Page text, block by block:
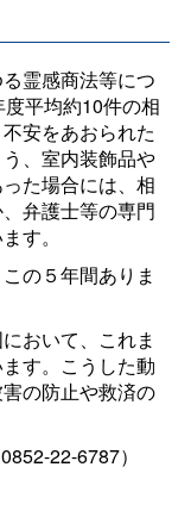
霊感商法等につ
平均約10件の相
安をあおられた
、室内装飾品や
た場合には、相
弁護士等の専門
す。
の５年間ありま
おいて、これま
す。こうした動
の防止や救済の
22-6787）